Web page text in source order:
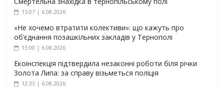
15:07 | 6.08.2026
«Не хочемо втратити колективи»: що кажуть про
об’єднання позашкільних закладів у Тернополі
13:00 | 6.08.2026
Екоінспекція підтвердила незаконні роботи біля річки
Золота Липа: за справу візьметься поліція
12:33 | 6.08.2026